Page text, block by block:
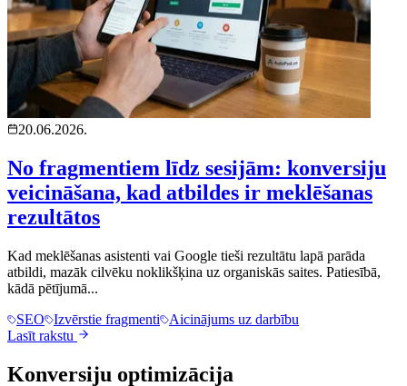
20.06.2026.
No fragmentiem līdz sesijām: konversiju
veicināšana, kad atbildes ir meklēšanas
rezultātos
Kad meklēšanas asistenti vai Google tieši rezultātu lapā parāda
atbildi, mazāk cilvēku noklikšķina uz organiskās saites. Patiesībā,
kādā pētījumā...
SEO
Izvērstie fragmenti
Aicinājums uz darbību
Lasīt rakstu
Konversiju optimizācija